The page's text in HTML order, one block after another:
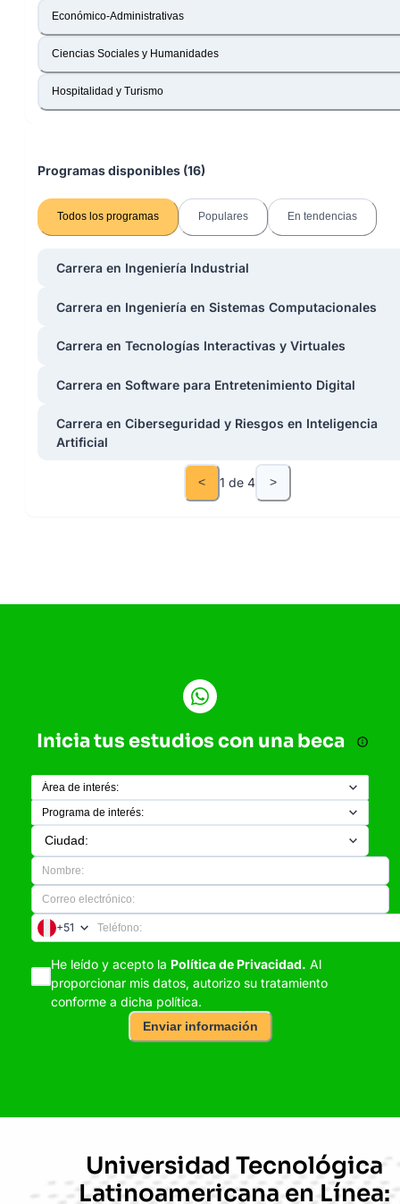
Económico-Administrativas
Ciencias Sociales y Humanidades
Hospitalidad y Turismo
Programas disponibles (16)
Todos los programas Populares En tendencias
Carrera en Ingeniería Industrial
Carrera en Ingeniería en Sistemas Computacionales
Carrera en Tecnologías Interactivas y Virtuales
Carrera en Software para Entretenimiento Digital
Carrera en Ciberseguridad y Riesgos en Inteligencia
Artificial
< 1 de 4 >
Inicia tus estudios con una beca
+51
He leído y acepto la Política de Privacidad. Al
proporcionar mis datos, autorizo su tratamiento
conforme a dicha política.
Enviar información
Universidad Tecnológica
Latinoamericana en Línea: